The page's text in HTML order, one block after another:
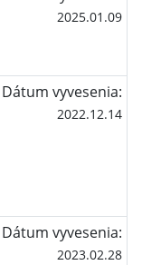
2025.01.09
Dátum vyvesenia:
2022.12.14
Dátum vyvesenia:
2023.02.28